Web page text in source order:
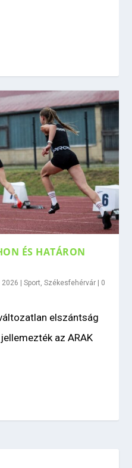
ÉS HATÁRON
2026 |Sport,Székesfehérvár
0
elszántság
az ARAK